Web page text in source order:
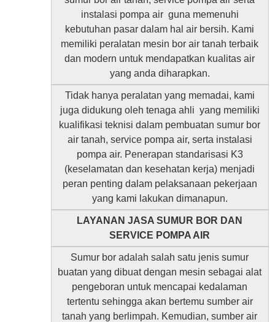
instalasi pompa air guna memenuhi
kebutuhan pasar dalam hal air bersih. Kami
memiliki peralatan mesin bor air tanah terbaik
dan modern untuk mendapatkan kualitas air
yang anda diharapkan.
Tidak hanya peralatan yang memadai, kami
juga didukung oleh tenaga ahli yang memiliki
kualifikasi teknisi dalam pembuatan sumur bor
air tanah, service pompa air, serta instalasi
pompa air. Penerapan standarisasi K3
(keselamatan dan kesehatan kerja) menjadi
peran penting dalam pelaksanaan pekerjaan
yang kami lakukan dimanapun.
LAYANAN JASA SUMUR BOR DAN
SERVICE POMPA AIR
Sumur bor adalah salah satu jenis sumur
buatan yang dibuat dengan mesin sebagai alat
pengeboran untuk mencapai kedalaman
tertentu sehingga akan bertemu sumber air
tanah yang berlimpah. Kemudian, sumber air